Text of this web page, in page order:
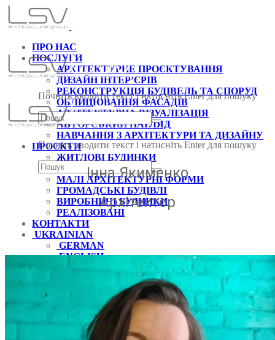
ПРО НАС
ПОСЛУГИ
АРХІТЕКТУРНЕ ПРОЄКТУВАННЯ
ДИЗАЙН ІНТЕР’ЄРІВ
РЕКОНСТРУКЦІЯ БУДІВЕЛЬ ТА СПОРУД
ОБЛИЦЮВАННЯ ФАСАДІВ
АРХІТЕКТУРНА ВІЗУАЛІЗАЦІЯ
АВТОРСЬКИЙ НАГЛЯД
НАВЧАННЯ З АРХІТЕКТУРИ ТА ДИЗАЙНУ
ПРОЄКТИ
ЖИТЛОВІ БУДИНКИ
ІНТЕР’ЄРИ
МАЛІ АРХІТЕКТУРНІ ФОРМИ
ГРОМАДСЬКІ БУДІВЛІ
ВИРОБНИЧІ БУДИНКИ
РЕАЛІЗОВАНІ
КОНТАКТИ
UKRAINIAN
GERMAN
ENGLISH
ПРО НАС
Архітектурне проєктування
Дизайн інтер’єрів
Реконструкція будівель та споруд
Облицювання фасадів
Почніть вводити текст і натисніть Enter для пошуку
Почніть вводити текст і натисніть Enter для пошуку
Інна Якименко
Архітектор